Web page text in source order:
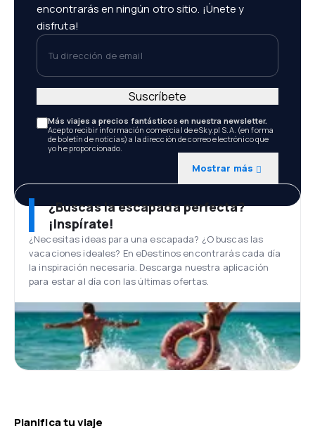
encontrarás en ningún otro sitio. ¡Únete y
disfruta!
Tu dirección de email
Más viajes a precios fantásticos en nuestra newsletter.
Acepto recibir información comercial de eSky.pl S.A. (en forma
de boletín de noticias) a la dirección de correo electrónico que
yo he proporcionado.
Mostrar más
Suscríbete
¿Buscas la escapada perfecta?
¡Inspírate!
¿Necesitas ideas para una escapada? ¿O buscas las
vacaciones ideales? En eDestinos encontrarás cada día
la inspiración necesaria. Descarga nuestra aplicación
para estar al día con las últimas ofertas.
Planifica tu viaje